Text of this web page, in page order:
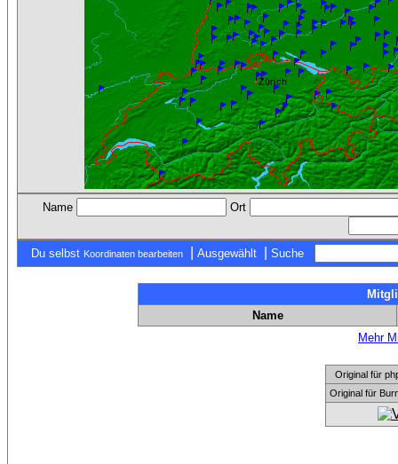
Name Ort
Du selbst Koordinaten bearbeiten Ausgewählt Suche
Name
Mehr
Original für
Original für